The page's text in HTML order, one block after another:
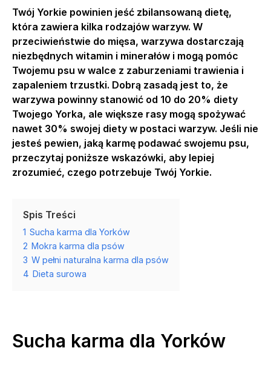
Twój Yorkie powinien jeść zbilansowaną dietę,
która zawiera kilka rodzajów warzyw. W
przeciwieństwie do mięsa, warzywa dostarczają
niezbędnych witamin i minerałów i mogą pomóc
Twojemu psu w walce z zaburzeniami trawienia i
zapaleniem trzustki. Dobrą zasadą jest to, że
warzywa powinny stanowić od 10 do 20% diety
Twojego Yorka, ale większe rasy mogą spożywać
nawet 30% swojej diety w postaci warzyw. Jeśli nie
jesteś pewien, jaką karmę podawać swojemu psu,
przeczytaj poniższe wskazówki, aby lepiej
zrozumieć, czego potrzebuje Twój Yorkie.
Spis Treści
1 Sucha karma dla Yorków
2 Mokra karma dla psów
3 W pełni naturalna karma dla psów
4 Dieta surowa
Sucha karma dla Yorków